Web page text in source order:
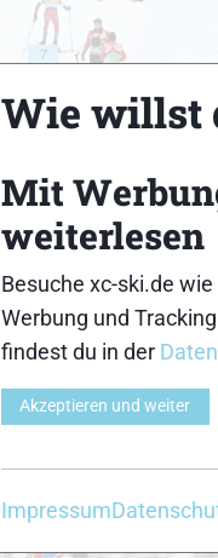
7
12
17
Wie willst
Mit
weiterlesen
Besuche xc-ski.de
Werbung und
findest du in der
Akzeptieren und weiter
Impressum